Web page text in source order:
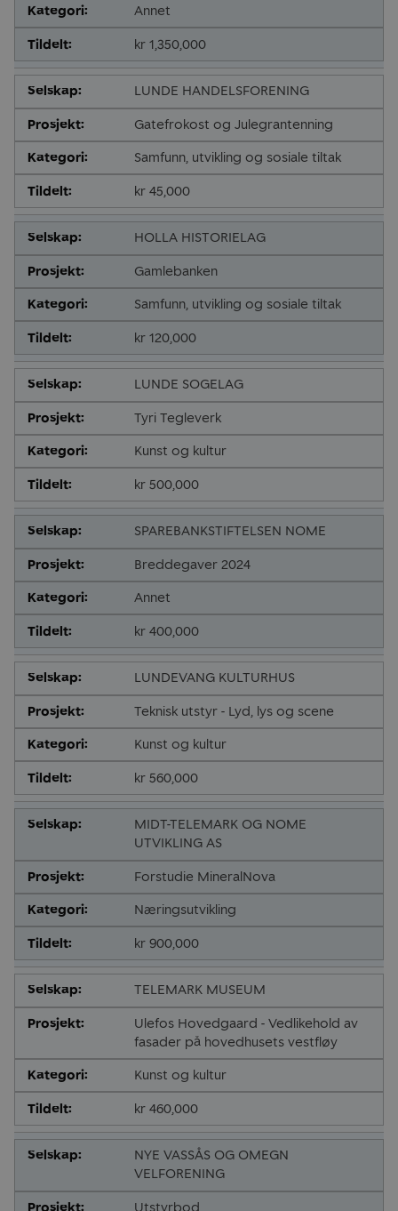
Annet
kr 1,350,000
LUNDE HANDELSFORENING
Gatefrokost og Julegrantenning
Samfunn, utvikling og sosiale tiltak
kr 45,000
HOLLA HISTORIELAG
Gamlebanken
Samfunn, utvikling og sosiale tiltak
kr 120,000
LUNDE SOGELAG
Tyri Tegleverk
Kunst og kultur
kr 500,000
SPAREBANKSTIFTELSEN NOME
Breddegaver 2024
Annet
kr 400,000
LUNDEVANG KULTURHUS
Teknisk utstyr - Lyd, lys og scene
Kunst og kultur
kr 560,000
MIDT-TELEMARK OG NOME
UTVIKLING AS
Forstudie MineralNova
Næringsutvikling
kr 900,000
TELEMARK MUSEUM
Ulefos Hovedgaard - Vedlikehold av
fasader på hovedhusets vestfløy
Kunst og kultur
kr 460,000
NYE VASSÅS OG OMEGN
VELFORENING
Utstyrbod